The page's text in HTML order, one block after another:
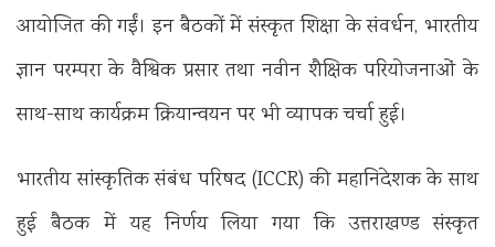
आयोजित की गईं। इन बैठकों में संस्कृत शिक्षा के संवर्धन, भारतीय
ज्ञान परम्परा के वैश्विक प्रसार तथा नवीन शैक्षिक परियोजनाओं के
साथ-साथ कार्यक्रम क्रियान्वयन पर भी व्यापक चर्चा हुई।
भारतीय सांस्कृतिक संबंध परिषद (ICCR) की महानिदेशक के साथ
हुई बैठक में यह निर्णय लिया गया कि उत्तराखण्ड संस्कृत